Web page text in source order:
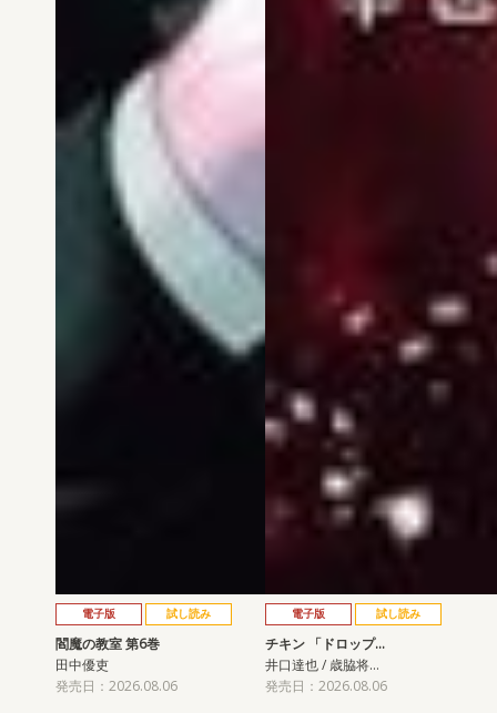
電子版 試し読み
閻魔の教室 第6巻
田中優吏
発売日：2026.08.06
電子版 試し読み
チキン 「ドロップ…
井口達也 / 歳脇将…
発売日：2026.08.06